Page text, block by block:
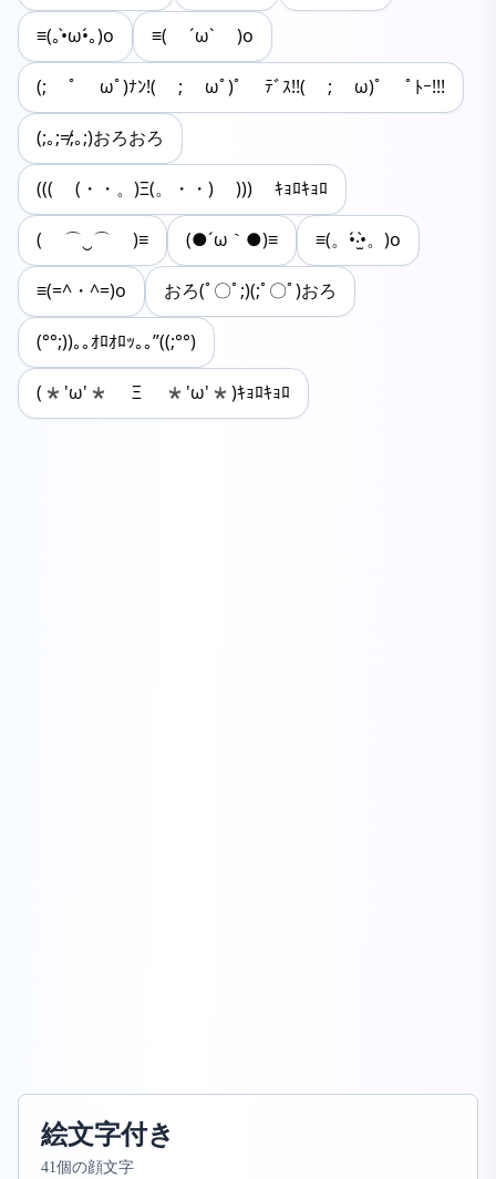
≡(｡•̀ω•́｡)o ≡( ´ω` )o
(; ﾟ ωﾟ)ﾅﾝ!( ; ωﾟ)ﾟ ﾃﾞｽ!!( ; ω)ﾟ ﾟﾄｰ!!!
(;｡;≠;｡;)おろおろ
((( (・・。)Ξ(。・・) ))) ｷｮﾛｷｮﾛ
( ⌒‿⌒ )≡ (●´ω｀●)≡ ≡(。•́‧̫•̀。)o
≡(=^・^=)o おろ(ﾟ〇ﾟ;)(;ﾟ〇ﾟ)おろ
(°°;))｡｡ｵﾛｵﾛｯ｡｡”((;°°)
(*'ω'* Ξ *'ω'*)ｷｮﾛｷｮﾛ
絵文字付き
41個の顔文字